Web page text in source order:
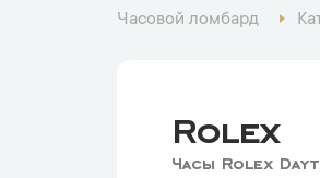
Часовой ломбард
Rolex
Часы Rolex